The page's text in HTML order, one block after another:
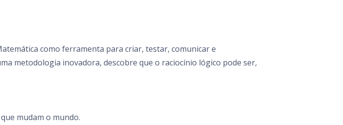
como ferramenta para criar, testar, comunicar e
metodologia inovadora, descobre que o raciocínio lógico pode ser,
mudam o mundo.